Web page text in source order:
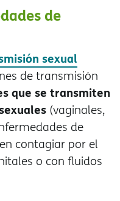
de
sexual
de transmisión
que se transmiten
(vaginales,
de
contagiar por el
o con fluidos